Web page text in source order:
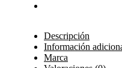
Descripción
Información
Marca